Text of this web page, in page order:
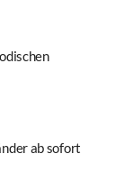
ab sofort